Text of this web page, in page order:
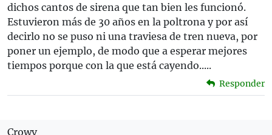
dichos cantos de sirena que tan bien les funcionó.
Estuvieron más de 30 años en la poltrona y por así
decirlo no se puso ni una traviesa de tren nueva, por
poner un ejemplo, de modo que a esperar mejores
tiempos porque con la que está cayendo.....
Responder
Crowv